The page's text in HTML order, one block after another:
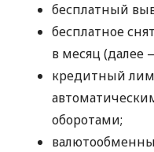
бесплатный
бесплатное
в месяц (далее
кредитный
оборотами;